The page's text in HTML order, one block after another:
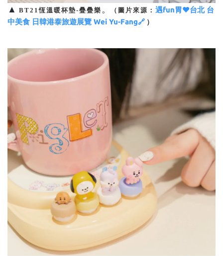
▲ BT21恆溫暖杯墊-疊疊樂 。 （圖片來源： 遇fun胃♥台北 台
中美食 日韓港泰旅遊展覽 Wei Yu-Fang🔗 ）